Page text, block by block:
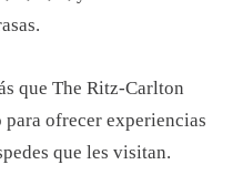
que The Ritz-Carlton
ofrecer experiencias
que les visitan.